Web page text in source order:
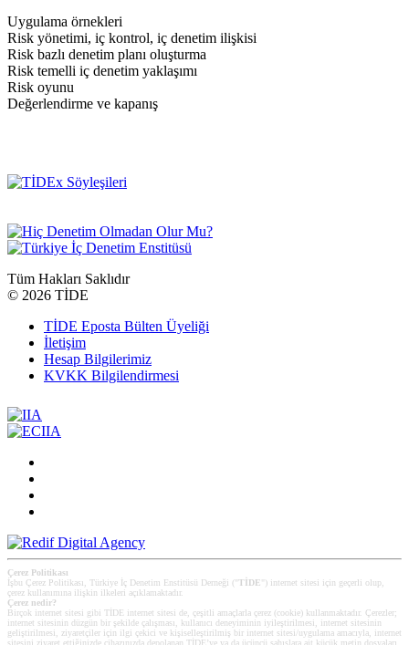
Uygulama örnekleri
Risk yönetimi, iç kontrol, iç denetim ilişkisi
Risk bazlı denetim planı oluşturma
Risk temelli iç denetim yaklaşımı
Risk oyunu
Değerlendirme ve kapanış
Tüm Hakları Saklıdır
© 2026 TİDE
TİDE Eposta Bülten Üyeliği
İletişim
Hesap Bilgilerimiz
KVKK Bilgilendirmesi
Çerez Politikası
İşbu Çerez Politikası, Türkiye İç Denetim Enstitüsü Derneği (" TİDE ") internet sitesi için geçerli olup,
çerez kullanımına ilişkin ilkeleri açıklamaktadır.
Çerez nedir?
Birçok internet sitesi gibi TİDE internet sitesi de, çeşitli amaçlarla çerez (cookie) kullanmaktadır. Çerezler;
internet sitesinin düzgün bir şekilde çalışması, kullanıcı deneyiminin iyileştirilmesi, internet sitesinin
geliştirilmesi, ziyaretçiler için ilgi çekici ve kişiselleştirilmiş bir internet sitesi/uygulama amacıyla, internet
sitesini ziyaret ettiğinizde cihazınızda depolanan TİDE’ye ya da üçüncü şahıslara ait küçük metin dosyaları